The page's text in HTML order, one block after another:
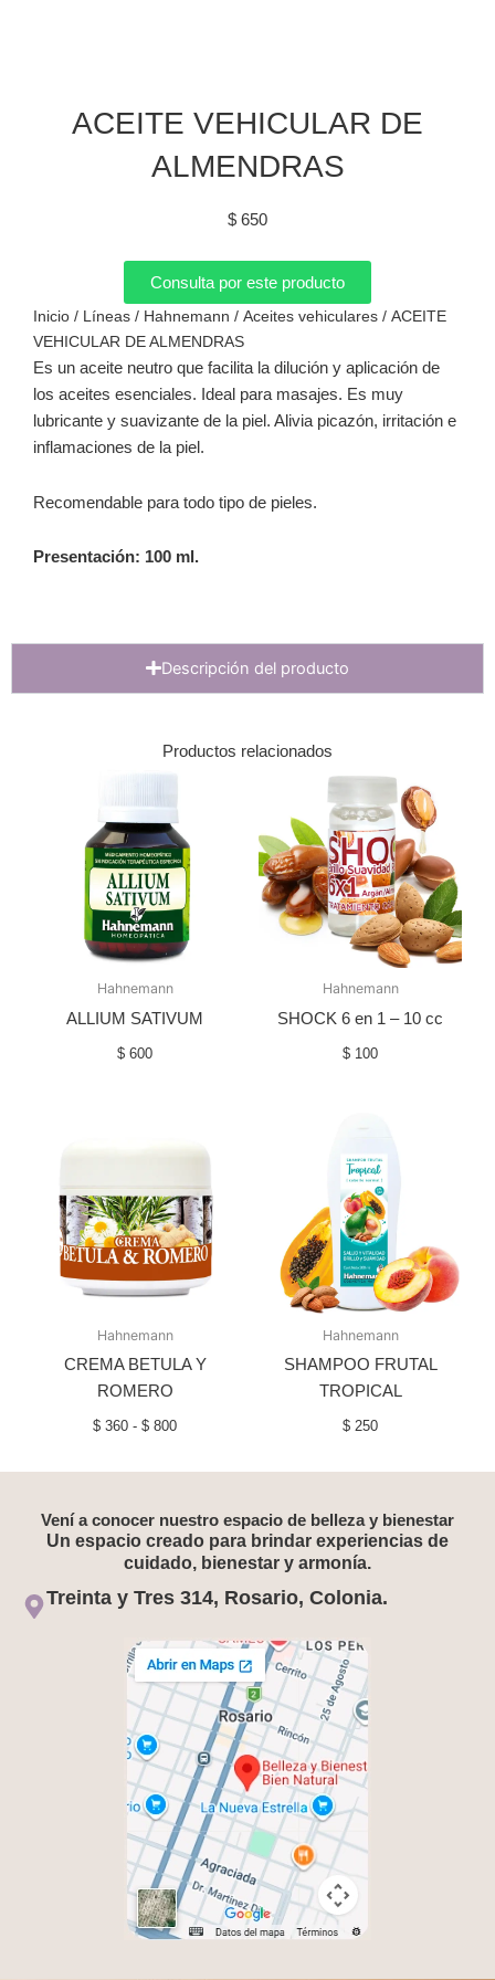
ACEITE VEHICULAR DE
ALMENDRAS
$ 650
Consulta por este producto
Inicio / Líneas / Hahnemann / Aceites vehiculares / ACEITE
VEHICULAR DE ALMENDRAS
Es un aceite neutro que facilita la dilución y aplicación de
los aceites esenciales. Ideal para masajes. Es muy
lubricante y suavizante de la piel. Alivia picazón, irritación e
inflamaciones de la piel.
Recomendable para todo tipo de pieles.
Presentación: 100 ml.
Descripción del producto
Productos relacionados
Hahnemann
ALLIUM SATIVUM
$ 600
Hahnemann
SHOCK 6 en 1 – 10 cc
$ 100
Hahnemann
CREMA BETULA Y
ROMERO
$ 360 - $ 800
precios:
$ 360
hasta
$ 800
Hahnemann
SHAMPOO FRUTAL
TROPICAL
$ 250
Vení a conocer nuestro espacio de belleza y bienestar
Un espacio creado para brindar experiencias de
cuidado, bienestar y armonía.
Treinta y Tres 314, Rosario, Colonia.